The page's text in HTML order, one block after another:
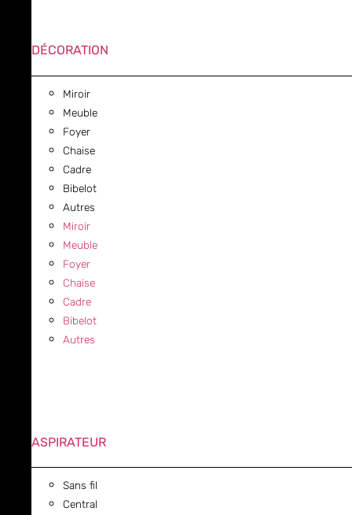
DÉCORATION
Miroir
Meuble
Foyer
Chaise
Cadre
Bibelot
Autres
Miroir
Meuble
Foyer
Chaise
Cadre
Bibelot
Autres
ASPIRATEUR
Sans fil
Central